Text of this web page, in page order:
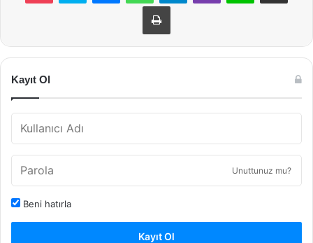
Yazdır
Kayıt Ol
Unuttunuz mu?
Beni hatırla
Kayıt Ol